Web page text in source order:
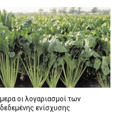
οι λογαριασμοί των
ενίσχυσης